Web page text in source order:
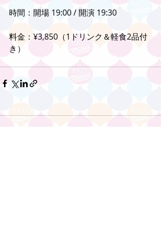
時間：開場 19:00 / 開演 19:30
料金：¥3,850（1ドリンク＆軽食2品付
き）